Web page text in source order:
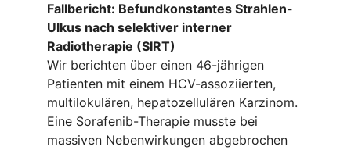
Fallbericht: Befundkonstantes Strahlen-
Ulkus nach selektiver interner
Radiotherapie (SIRT)
Wir berichten über einen 46-jährigen
Patienten mit einem HCV-assoziierten,
multilokulären, hepatozellulären Karzinom.
Eine Sorafenib-Therapie musste bei
massiven Nebenwirkungen abgebrochen